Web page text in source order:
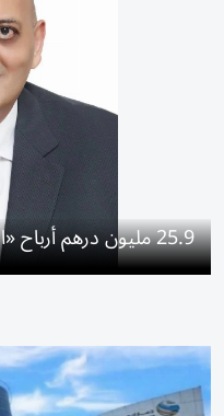
25.9 مليون درهم أرباح «الاتحاد للتأمين» بنمو 14%